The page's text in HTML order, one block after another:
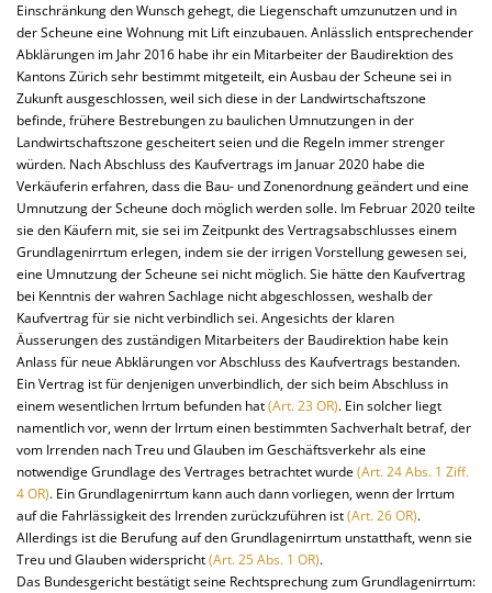
Einschränkung den Wunsch gehegt, die Liegenschaft umzunutzen und in
der Scheune eine Wohnung mit Lift einzubauen. Anlässlich entsprechender
Abklärungen im Jahr 2016 habe ihr ein Mitarbeiter der Baudirektion des
Kantons Zürich sehr bestimmt mitgeteilt, ein Ausbau der Scheune sei in
Zukunft ausgeschlossen, weil sich diese in der Landwirtschaftszone
befinde, frühere Bestrebungen zu baulichen Umnutzungen in der
Landwirtschaftszone gescheitert seien und die Regeln immer strenger
würden. Nach Abschluss des Kaufvertrags im Januar 2020 habe die
Verkäuferin erfahren, dass die Bau- und Zonenordnung geändert und eine
Umnutzung der Scheune doch möglich werden solle. Im Februar 2020 teilte
sie den Käufern mit, sie sei im Zeitpunkt des Vertragsabschlusses einem
Grundlagenirrtum erlegen, indem sie der irrigen Vorstellung gewesen sei,
eine Umnutzung der Scheune sei nicht möglich. Sie hätte den Kaufvertrag
bei Kenntnis der wahren Sachlage nicht abgeschlossen, weshalb der
Kaufvertrag für sie nicht verbindlich sei. Angesichts der klaren
Äusserungen des zuständigen Mitarbeiters der Baudirektion habe kein
Anlass für neue Abklärungen vor Abschluss des Kaufvertrags bestanden.
Ein Vertrag ist für denjenigen unverbindlich, der sich beim Abschluss in
einem wesentlichen Irrtum befunden hat(Art. 23 OR). Ein solcher liegt
namentlich vor, wenn der Irrtum einen bestimmten Sachverhalt betraf, der
vom Irrenden nach Treu und Glauben im Geschäftsverkehr als eine
notwendige Grundlage des Vertrages betrachtet wurde(Art. 24 Abs. 1 Ziff.
4 OR). Ein Grundlagenirrtum kann auch dann vorliegen, wenn der Irrtum
auf die Fahrlässigkeit des Irrenden zurückzuführen ist(Art. 26 OR).
Allerdings ist die Berufung auf den Grundlagenirrtum unstatthaft, wenn sie
Treu und Glauben widerspricht(Art. 25 Abs. 1 OR).
Das Bundesgericht bestätigt seine Rechtsprechung zum Grundlagenirrtum: